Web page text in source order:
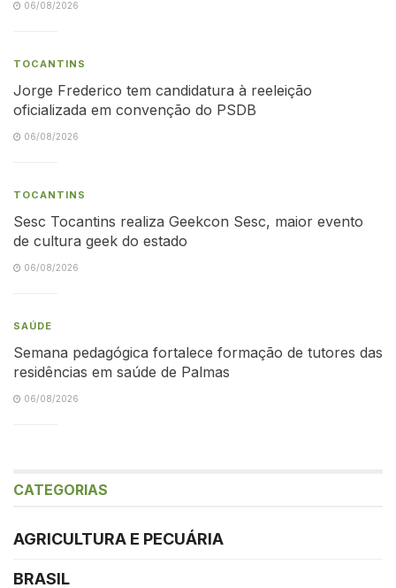
06/08/2026
TOCANTINS
Jorge Frederico tem candidatura à reeleição
oficializada em convenção do PSDB
06/08/2026
TOCANTINS
Sesc Tocantins realiza Geekcon Sesc, maior evento
de cultura geek do estado
06/08/2026
SAÚDE
Semana pedagógica fortalece formação de tutores das
residências em saúde de Palmas
06/08/2026
CATEGORIAS
AGRICULTURA E PECUÁRIA
BRASIL